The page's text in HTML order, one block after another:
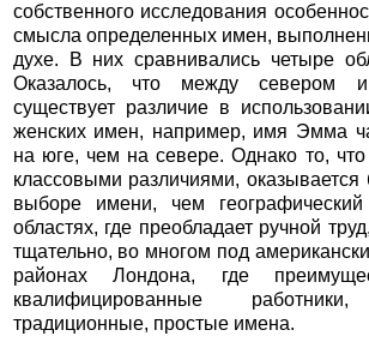
собственного исследования
смысла определенных имен,
духе. В них сравнивались четыре
Оказалось, что между севером
существует различие в
женских имен, например, имя Эмма
на юге, чем на севере. Однако то,
классовыми различиями,
выборе имени, чем
областях, где преобладает ручной
тщательно, во многом под
районах Лондона, где
квалифицированные
традиционные, простые имена.